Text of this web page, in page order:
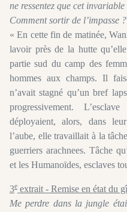
ne ressentez que cet
Comment sortir de l’impasse ?
« En cette fin de matinée,
lavoir près de la hutte
partie sud du camp des
hommes aux champs. Il
n’avait stagné qu’un bref
progressivement.
déployaient, alors, dans
l’aube, elle travaillait à la
guerriers arachnees. Tâche
et les Humanoïdes, esclaves
3e extrait - Remise en état du
Me perdre dans la jungle